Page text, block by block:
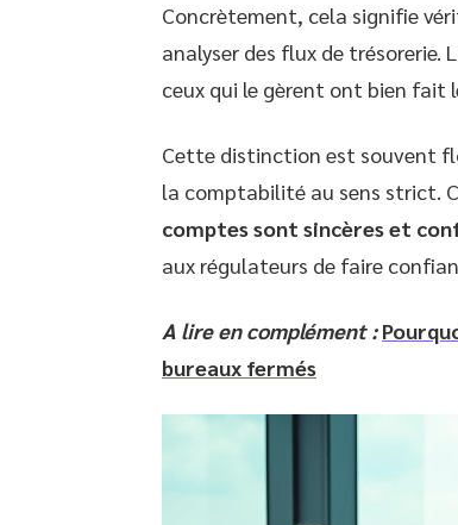
Concrètement, cela signifie
analyser des flux de trésorerie.
ceux qui le gèrent ont bien fait
Cette distinction est souvent
la comptabilité au sens strict.
comptes sont sincères et
aux régulateurs de faire
A lire en complément :
bureaux fermés